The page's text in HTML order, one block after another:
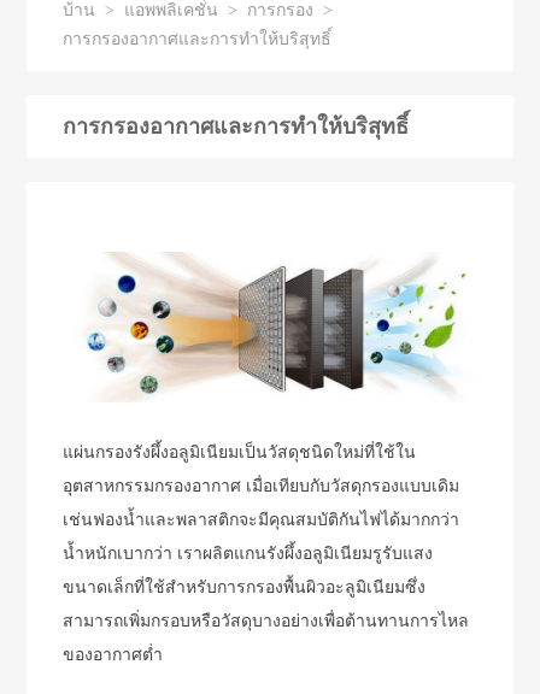
บ้าน > แอพพลิเคชั่น > การกรอง
>
การกรองอากาศและการทำให้บริสุทธิ์
การกรองอากาศและการทำให้บริสุทธิ์
แผ่นกรองรังผึ้งอลูมิเนียมเป็นวัสดุชนิดใหม่ที่ใช้ใน
อุตสาหกรรมกรองอากาศ เมื่อเทียบกับวัสดุกรองแบบเดิม
เช่นฟองน้ำและพลาสติกจะมีคุณสมบัติกันไฟได้มากกว่า
น้ำหนักเบากว่า เราผลิตแกนรังผึ้งอลูมิเนียมรูรับแสง
ขนาดเล็กที่ใช้สำหรับการกรองพื้นผิวอะลูมิเนียมซึ่ง
สามารถเพิ่มกรอบหรือวัสดุบางอย่างเพื่อต้านทานการไหล
ของอากาศต่ำ